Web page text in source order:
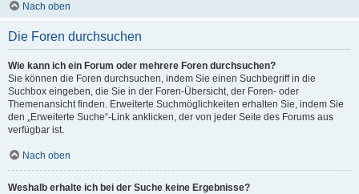
Nach oben
Die Foren durchsuchen
Wie kann ich ein Forum oder mehrere Foren durchsuchen?
Sie können die Foren durchsuchen, indem Sie einen Suchbegriff in die
Suchbox eingeben, die Sie in der Foren-Übersicht, der Foren- oder
Themenansicht finden. Erweiterte Suchmöglichkeiten erhalten Sie, indem Sie
den „Erweiterte Suche“-Link anklicken, der von jeder Seite des Forums aus
verfügbar ist.
Nach oben
Weshalb erhalte ich bei der Suche keine Ergebnisse?